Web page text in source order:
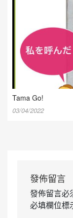
Tama Go!
03/04/2022
發佈留言
發佈留言必
必填欄位標